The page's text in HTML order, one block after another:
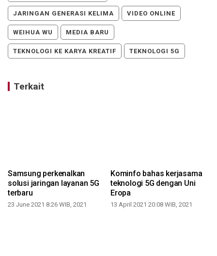
JARINGAN GENERASI KELIMA VIDEO ONLINE
WEIHUA WU MEDIA BARU
TEKNOLOGI KE KARYA KREATIF TEKNOLOGI 5G
Terkait
Samsung perkenalkan
solusi jaringan layanan 5G
terbaru
23 June 2021 8:26 WIB, 2021
Kominfo bahas kerjasama
teknologi 5G dengan Uni
Eropa
13 April 2021 20:08 WIB, 2021